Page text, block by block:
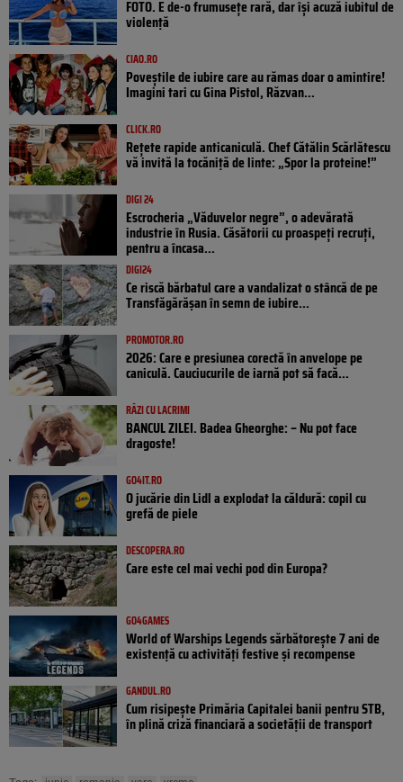
FOTO. E de-o frumusețe rară, dar își acuză iubitul de
violență
CIAO.RO
Poveştile de iubire care au rămas doar o amintire!
Imagini tari cu Gina Pistol, Răzvan...
CLICK.RO
Rețete rapide anticaniculă. Chef Cătălin Scărlătescu
vă invită la tocăniță de linte: „Spor la proteine!”
DIGI 24
Escrocheria „Văduvelor negre”, o adevărată
industrie în Rusia. Căsătorii cu proaspeți recruți,
pentru a încasa...
DIGI24
Ce riscă bărbatul care a vandalizat o stâncă de pe
Transfăgărășan în semn de iubire...
PROMOTOR.RO
2026: Care e presiunea corectă în anvelope pe
caniculă. Cauciucurile de iarnă pot să facă...
RÂZI CU LACRIMI
BANCUL ZILEI. Badea Gheorghe: – Nu pot face
dragoste!
GO4IT.RO
O jucărie din Lidl a explodat la căldură: copil cu
grefă de piele
DESCOPERA.RO
Care este cel mai vechi pod din Europa?
GO4GAMES
World of Warships Legends sărbătorește 7 ani de
existență cu activități festive și recompense
GANDUL.RO
Cum risipește Primăria Capitalei banii pentru STB,
în plină criză financiară a societății de transport